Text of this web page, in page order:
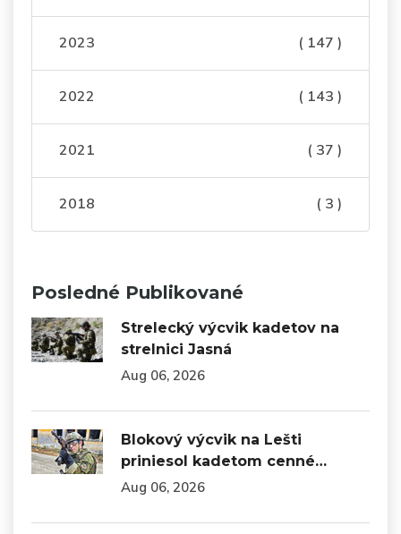
2023 ( 147 )
2022 ( 143 )
2021 ( 37 )
2018 ( 3 )
Posledné Publikované
Strelecký výcvik kadetov na
strelnici Jasná
Aug 06, 2026
Blokový výcvik na Lešti
priniesol kadetom cenné…
Aug 06, 2026